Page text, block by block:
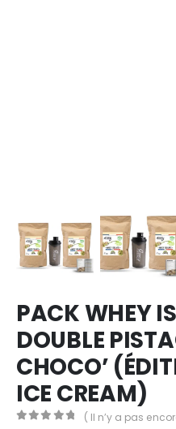
PACK WHEY
DOUBLE
CHOCO’
ICE CREAM)
( Il n’y a pas